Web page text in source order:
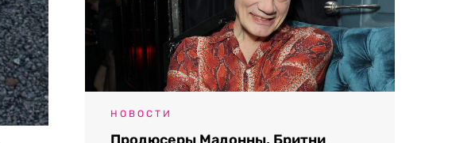
НОВОСТИ